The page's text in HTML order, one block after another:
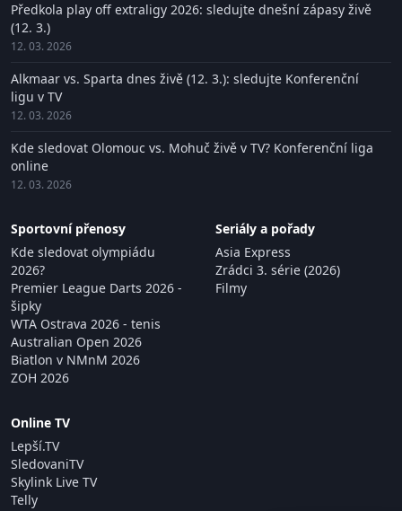
Předkola play off extraligy 2026: sledujte dnešní zápasy živě
(12. 3.)
12. 03. 2026
Alkmaar vs. Sparta dnes živě (12. 3.): sledujte Konferenční
ligu v TV
12. 03. 2026
Kde sledovat Olomouc vs. Mohuč živě v TV? Konferenční liga
online
12. 03. 2026
Sportovní přenosy
Kde sledovat olympiádu
2026?
Premier League Darts 2026 -
šipky
WTA Ostrava 2026 - tenis
Australian Open 2026
Biatlon v NMnM 2026
ZOH 2026
Seriály a pořady
Asia Express
Zrádci 3. série (2026)
Filmy
Online TV
Lepší.TV
SledovaniTV
Skylink Live TV
Telly